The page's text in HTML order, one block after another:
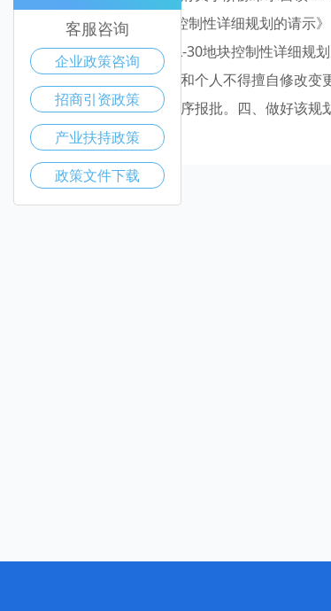
镇CL-30地块控制性详细规划的请示
源市承留镇CL-30地块控制性详细规
准，任何单位和个人不得擅自修改变
要求的法定程序报批。四、做好该
客服咨询
企业政策咨询
招商引资政策
产业扶持政策
政策文件下载